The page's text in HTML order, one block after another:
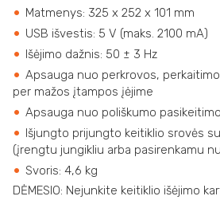
Matmenys: 325 x 252 x 101 mm
USB išvestis: 5 V (maks. 2100 mA)
Išėjimo dažnis: 50 ± 3 Hz
Apsauga nuo perkrovos,
per mažos įtampos įėjime
Apsauga nuo poliškumo
Išjungto prijungto keitiklio srovės
(įrengtu jungikliu arba pasirenkamu
Svoris: 4,6 kg
DĖMESIO: Nejunkite keitiklio išėjimo